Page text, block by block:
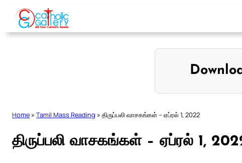
Skip
content
Home » Tamil Mass Reading » திருப்பலி வாசகங்கள் – ஏப்ரல் 1, 2022
திருப்பலி வாசகங்கள் – ஏப்ரல் 1,